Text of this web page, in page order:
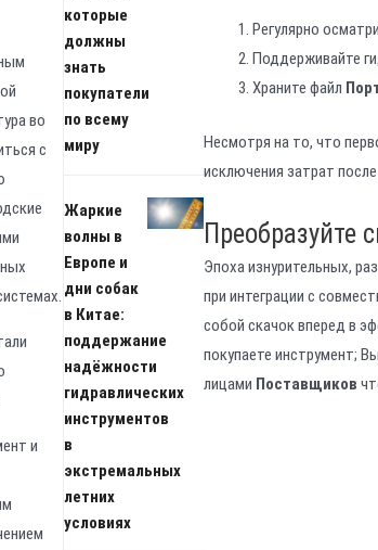
во
с
и
которые
должны
знать
покупатели
по всему
миру
Жаркие
волны в
Европе и
дни собак
в Китае:
поддержание
надёжности
гидравлических
инструментов
в
экстремальных
летних
условиях
Регулярно
Поддерживайте
Храните файл
Несмотря на то, что
исключения затрат
Преобразуйте
Эпоха изнурительных,
при интеграции с
собой скачок вперед в
покупаете инструмент;
лицами Поставщиков